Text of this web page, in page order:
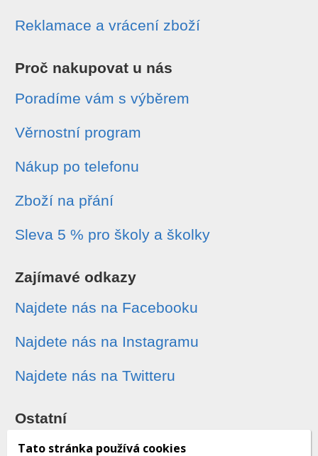
Reklamace a vrácení zboží
Proč nakupovat u nás
Poradíme vám s výběrem
Věrnostní program
Nákup po telefonu
Zboží na přání
Sleva 5 % pro školy a školky
Zajímavé odkazy
Najdete nás na Facebooku
Najdete nás na Instagramu
Najdete nás na Twitteru
Ostatní
Sledování zásilek
Tato stránka používá cookies